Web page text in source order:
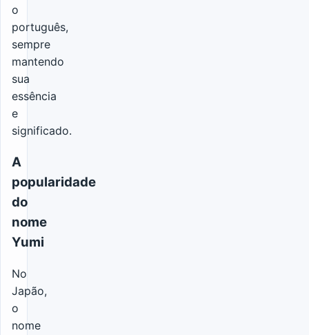
o
português,
sempre
mantendo
sua
essência
e
significado.
A
popularidade
do
nome
Yumi
No
Japão,
o
nome